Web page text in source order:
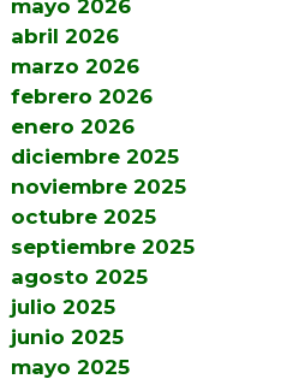
mayo 2026
abril 2026
marzo 2026
febrero 2026
enero 2026
diciembre 2025
noviembre 2025
octubre 2025
septiembre 2025
agosto 2025
julio 2025
junio 2025
mayo 2025